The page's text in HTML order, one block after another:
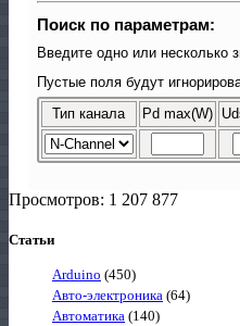
Поиск по параметрам:
Введите одно или несколько
Пустые поля будут
Тип канала Pd max(W)
Просмотров: 1 207 877
Статьи
Arduino (450)
Авто-электроника (64)
Автоматика (140)